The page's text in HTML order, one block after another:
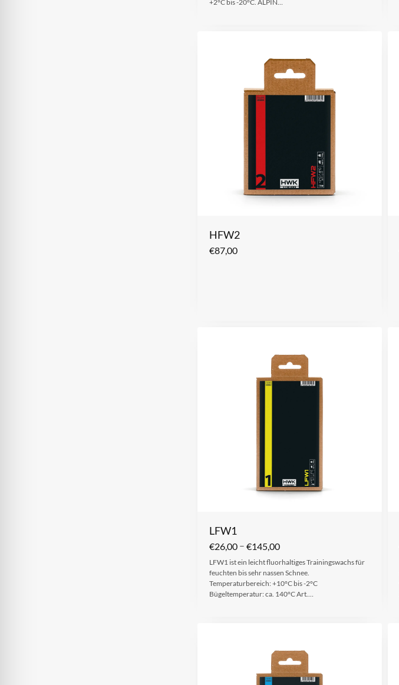
+2°C bis -20°C. ALPIN…
HFW2
€87,00
LFW1
€26,00 – €145,00
LFW1 ist ein leicht fluorhaltiges Trainingswachs für
feuchten bis sehr nassen Schnee.
Temperaturbereich: +10°C bis -2°C
Bügeltemperatur: ca. 140°C Art.…